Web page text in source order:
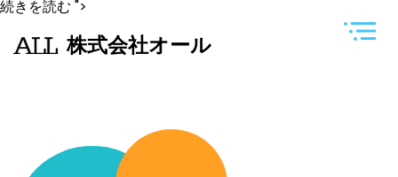
続きを読む 前
の
福
で
">
株式会社オール